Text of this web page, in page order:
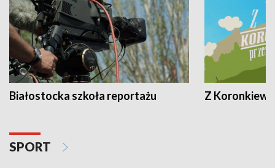
Białostocka szkoła reportażu Z
SPORT